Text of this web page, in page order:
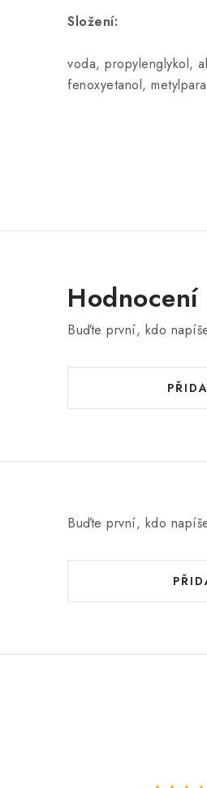
Složení:
voda, propylenglykol,
fenoxyetanol,
Buďte první, kdo
Buďte první, kdo